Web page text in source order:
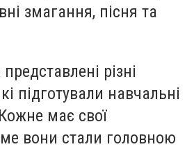
змагання, пісня та
різні
підготували навчальні
має свої
вони стали головною